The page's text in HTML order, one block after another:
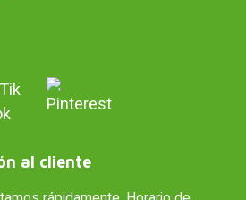
al cliente